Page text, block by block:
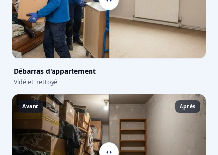
Débarras d'appartement
Vidé et nettoyé
Avant Après